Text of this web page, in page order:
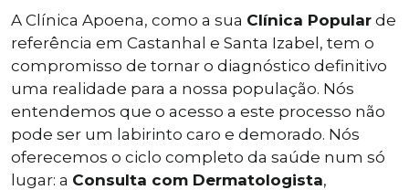
A Clínica Apoena, como a sua Clínica Popular de
referência em Castanhal e Santa Izabel, tem o
compromisso de tornar o diagnóstico definitivo
uma realidade para a nossa população. Nós
entendemos que o acesso a este processo não
pode ser um labirinto caro e demorado. Nós
oferecemos o ciclo completo da saúde num só
lugar: a Consulta com Dermatologista,